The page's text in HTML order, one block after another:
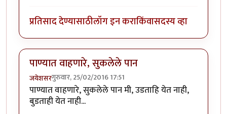
प्रतिसाद देण्यासाठीलॉग इन कराकिंवासदस्य व्हा
पाण्यात वाहणारे, सुकलेले पान
जयेशसरगुरुवार, 25/02/2016 17:51
पाण्यात वाहणारे, सुकलेले पान मी, उडताहि येत नाही,
बुडताही येत नाही...